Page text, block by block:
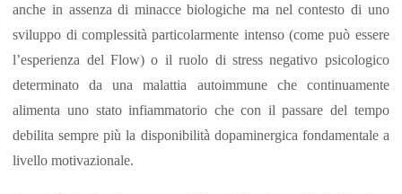
anche in assenza di minacce biologiche ma nel contesto di uno
sviluppo di complessità particolarmente intenso (come può essere
l’esperienza del Flow) o il ruolo di stress negativo psicologico
determinato da una malattia autoimmune che continuamente
alimenta uno stato infiammatorio che con il passare del tempo
debilita sempre più la disponibilità dopaminergica fondamentale a
livello motivazionale.